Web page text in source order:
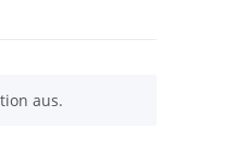
aus.